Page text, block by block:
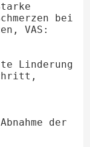
bei
VAS:
Linderung
der